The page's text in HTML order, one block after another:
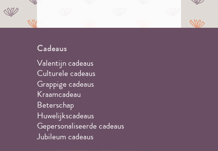
Cadeaus
Valentijn cadeaus
Culturele cadeaus
Grappige cadeaus
Kraamcadeau
Beterschap
Huwelijkscadeaus
Gepersonaliseerde cadeaus
Jubileum cadeaus